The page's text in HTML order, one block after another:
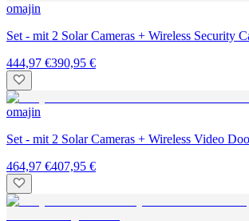
omajin
Set - mit 2 Solar Cameras + Wireless Security
444,97 €390,95 €
omajin
Set - mit 2 Solar Cameras + Wireless Video
464,97 €407,95 €